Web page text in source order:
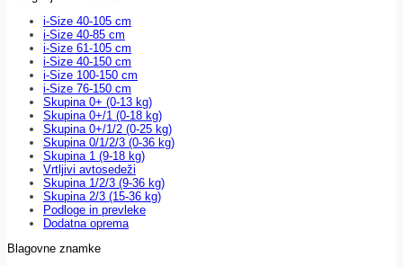
i-Size 40-105 cm
i-Size 40-85 cm
i-Size 61-105 cm
i-Size 40-150 cm
i-Size 100-150 cm
i-Size 76-150 cm
Skupina 0+ (0-13 kg)
Skupina 0+/1 (0-18 kg)
Skupina 0+/1/2 (0-25 kg)
Skupina 0/1/2/3 (0-36 kg)
Skupina 1 (9-18 kg)
Vrtljivi avtosedeži
Skupina 1/2/3 (9-36 kg)
Skupina 2/3 (15-36 kg)
Podloge in prevleke
Dodatna oprema
Blagovne znamke